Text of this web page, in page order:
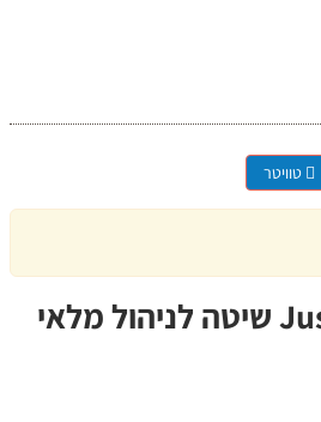
טוויטר
שאלות ותשובות על ניהול - והפעם: Just In Time שיטה לניהול מלאי